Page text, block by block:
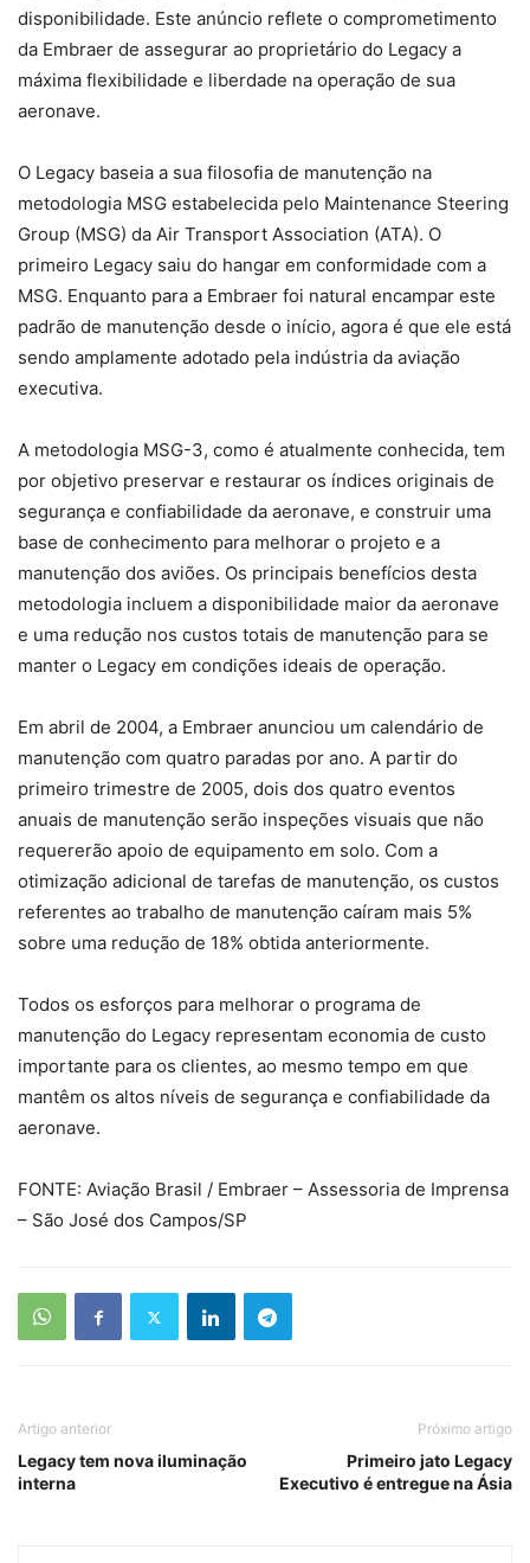
disponibilidade. Este anúncio reflete o comprometimento
da Embraer de assegurar ao proprietário do Legacy a
máxima flexibilidade e liberdade na operação de sua
aeronave.
O Legacy baseia a sua filosofia de manutenção na
metodologia MSG estabelecida pelo Maintenance Steering
Group (MSG) da Air Transport Association (ATA). O
primeiro Legacy saiu do hangar em conformidade com a
MSG. Enquanto para a Embraer foi natural encampar este
padrão de manutenção desde o início, agora é que ele está
sendo amplamente adotado pela indústria da aviação
executiva.
A metodologia MSG-3, como é atualmente conhecida, tem
por objetivo preservar e restaurar os índices originais de
segurança e confiabilidade da aeronave, e construir uma
base de conhecimento para melhorar o projeto e a
manutenção dos aviões. Os principais benefícios desta
metodologia incluem a disponibilidade maior da aeronave
e uma redução nos custos totais de manutenção para se
manter o Legacy em condições ideais de operação.
Em abril de 2004, a Embraer anunciou um calendário de
manutenção com quatro paradas por ano. A partir do
primeiro trimestre de 2005, dois dos quatro eventos
anuais de manutenção serão inspeções visuais que não
requererão apoio de equipamento em solo. Com a
otimização adicional de tarefas de manutenção, os custos
referentes ao trabalho de manutenção caíram mais 5%
sobre uma redução de 18% obtida anteriormente.
Todos os esforços para melhorar o programa de
manutenção do Legacy representam economia de custo
importante para os clientes, ao mesmo tempo em que
mantêm os altos níveis de segurança e confiabilidade da
aeronave.
FONTE: Aviação Brasil / Embraer – Assessoria de Imprensa
– São José dos Campos/SP
Artigo anterior
Legacy tem nova iluminação
interna
Próximo artigo
Primeiro jato Legacy
Executivo é entregue na Ásia